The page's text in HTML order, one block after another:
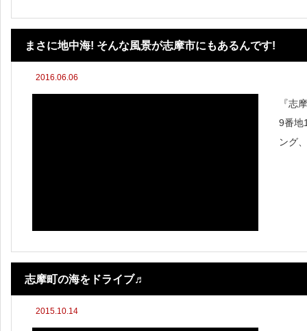
まさに地中海! そんな風景が志摩市にもあるんです!
2016.06.06
『志
9番地
ング
志摩町の海をドライブ♬
2015.10.14